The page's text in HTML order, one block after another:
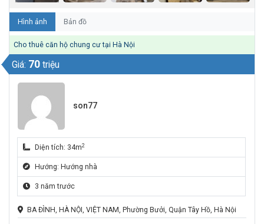
Hình ảnh Bản đồ
Cho thuê căn hộ chung cư tại Hà Nội
Giá: 70 triệu
son77
Diện tích: 34m2
Hướng: Hướng nhà
3 năm trước
BA ĐÌNH, HÀ NỘI, VIỆT NAM, Phường Bưởi, Quận Tây Hồ, Hà Nội